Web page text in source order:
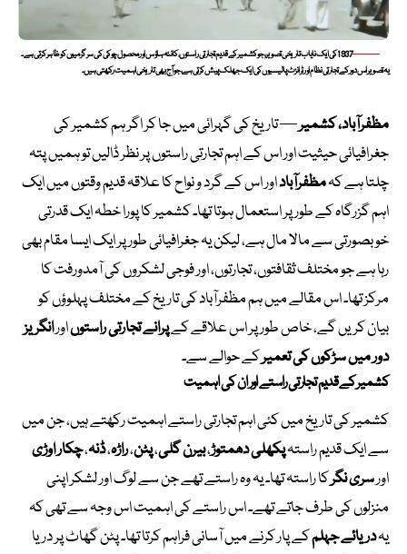
1937 کی ایک نایاب تاریخی تصویر، جو کشمیر کے قدیم تجارتی راستوں، کانٹہ ہاؤس اور محصول چوکی کی سرگرمیوں کو ظاہر کرتی ہے۔
یہ تصویر اس دور کے تجارتی نظام اور ٹرانزٹ پالیسیوں کی ایک جھلک پیش کرتی ہے، جو آج بھی تاریخی اہمیت رکھتی ہیں۔
مظفرآباد، کشمیر— تاریخ کی گہرائی میں جا کر اگر ہم کشمیر کی
جغرافیائی حیثیت اور اس کے اہم تجارتی راستوں پر نظر ڈالیں تو ہمیں پتہ
چلتا ہے کہمظفرآباداور اس کے گرد و نواح کا علاقہ قدیم وقتوں میں ایک
اہم گزرگاہ کے طور پر استعمال ہوتا تھا۔ کشمیر کا پورا خطہ ایک قدرتی
خوبصورتی سے مالا مال ہے، لیکن یہ جغرافیائی طور پر ایک ایسا مقام بھی
رہا ہے جو مختلف ثقافتوں، تجارتوں، اور فوجی لشکروں کی آمدورفت کا
مرکز تھا۔ اس مقالے میں ہم مظفرآباد کی تاریخ کے مختلف پہلوؤں کو
بیان کریں گے، خاص طور پر اس علاقے کےپرانے تجارتی راستوںاورانگریز
دور میں سڑکوں کی تعمیرکے حوالے سے۔
کشمیر کے قدیم تجارتی راستے اور ان کی اہمیت
کشمیر کی تاریخ میں کئی اہم تجارتی راستے اہمیت رکھتے ہیں، جن میں
سے ایک قدیم راستہپکھلی دھمتوڑ،بیرن گلی،پٹن،راڑہ،ڈنہ،چکار اوڑی
اورسری نگرکا راستہ تھا۔ یہ وہ راستے تھے جن سے لوگ اور لشکر اپنی
منزلوں کی طرف جاتے تھے۔ اس راستے کی اہمیت اس وجہ سے تھی کہ
یہدریائے جہلمکے پار کرنے میں آسانی فراہم کرتا تھا۔ پٹن گھاٹ پر دریا